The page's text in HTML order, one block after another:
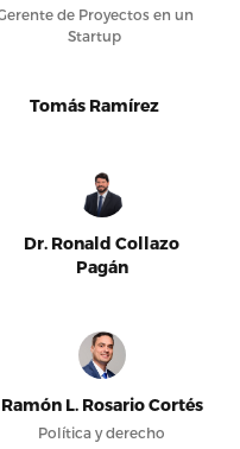
de Proyectos en un
Startup
Tomás Ramírez
Dr. Ronald Collazo
Pagán
Ramón L. Rosario Cortés
Política y derecho